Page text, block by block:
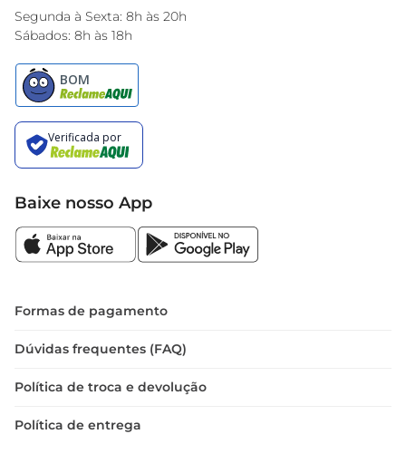
Encarte do Dia
Segunda à Sexta: 8h às 20h
Sábados: 8h às 18h
Baixe nosso App
Formas de pagamento
Dúvidas frequentes (FAQ)
Política de troca e devolução
Política de entrega